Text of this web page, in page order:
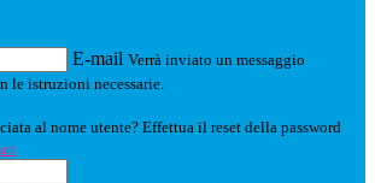
E-mail Verrà inviato un messaggio
le istruzioni necessarie.
al nome utente? Effettua il reset della password